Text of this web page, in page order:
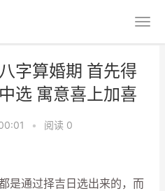
字算婚期 首先得
选 寓意喜上加喜
• 阅读 0
通过择吉日选出来的，而